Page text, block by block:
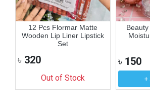
12 Pcs Flormar Matte
Wooden Lip Liner Lipstick
Set
৳ 320
Out of Stock
৳ 150
+